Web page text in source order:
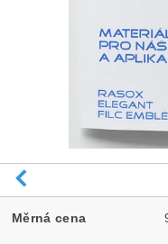
Měrná cena